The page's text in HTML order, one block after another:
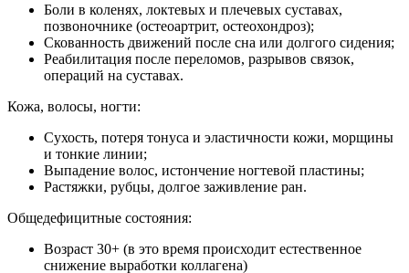
Боли в коленях, локтевых и плечевых суставах,
позвоночнике (остеоартрит, остеохондроз);
Скованность движений после сна или долгого сидения;
Реабилитация после переломов, разрывов связок,
операций на суставах.
Кожа, волосы, ногти:
Сухость, потеря тонуса и эластичности кожи, морщины
и тонкие линии;
Выпадение волос, истончение ногтевой пластины;
Растяжки, рубцы, долгое заживление ран.
Общедефицитные состояния:
Возраст 30+ (в это время происходит естественное
снижение выработки коллагена)